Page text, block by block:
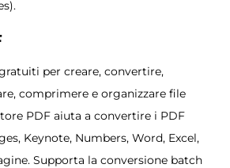
per creare, convertire,
comprimere e organizzare file
PDF aiuta a convertire i PDF
Keynote, Numbers, Word, Excel,
Supporta la conversione batch